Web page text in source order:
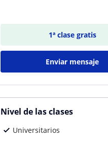
1ª clase gratis
Enviar mensaje
Nivel de las clases
Universitarios